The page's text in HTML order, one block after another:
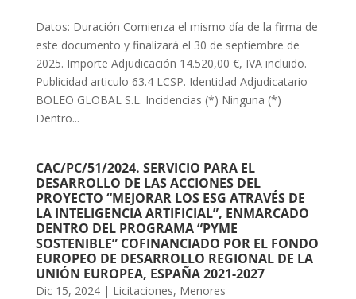
Datos: Duración Comienza el mismo día de la firma de
este documento y finalizará el 30 de septiembre de
2025. Importe Adjudicación 14.520,00 €, IVA incluido.
Publicidad articulo 63.4 LCSP. Identidad Adjudicatario
BOLEO GLOBAL S.L. Incidencias (*) Ninguna (*)
Dentro...
CAC/PC/51/2024. SERVICIO PARA EL
DESARROLLO DE LAS ACCIONES DEL
PROYECTO “MEJORAR LOS ESG ATRAVÉS DE
LA INTELIGENCIA ARTIFICIAL”, ENMARCADO
DENTRO DEL PROGRAMA “PYME
SOSTENIBLE” COFINANCIADO POR EL FONDO
EUROPEO DE DESARROLLO REGIONAL DE LA
UNIÓN EUROPEA, ESPAÑA 2021-2027
Dic 15, 2024| Licitaciones, Menores